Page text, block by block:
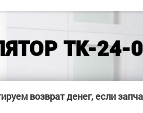
ТК-24-
возврат денег, если